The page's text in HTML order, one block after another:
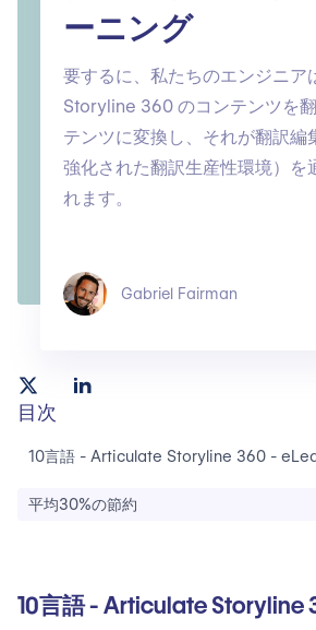
ーニング
要するに、私たちのエンジニ
Storyline 360 のコンテンツを
テンツに変換し、それが翻訳編
強化された翻訳生産性環境）を
れます。
Gabriel Fairman
目次
10言語 - Articulate Storyline 360 -
平均30%の節約
10言語 - Articulate Storyline